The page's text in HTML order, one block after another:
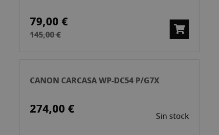
79,00 €
145,00 €
CANON CARCASA WP-DC54 P/G7X
274,00 € Sin stock